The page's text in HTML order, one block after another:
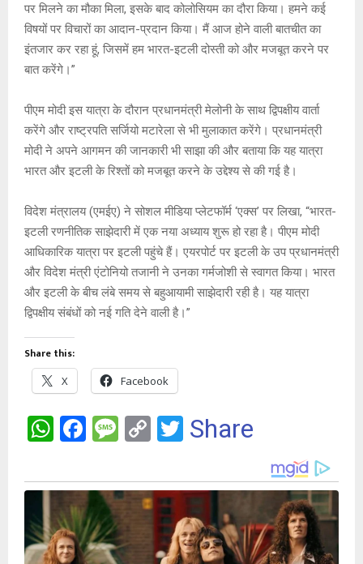
पर मिलने का मौका मिला, इसके बाद कोलोसियम का दौरा किया। हमने कई
विषयों पर विचारों का आदान-प्रदान किया। मैं आज होने वाली बातचीत का
इंतजार कर रहा हूं, जिसमें हम भारत-इटली दोस्ती को और मजबूत करने पर
बात करेंगे।”
पीएम मोदी इस यात्रा के दौरान प्रधानमंत्री मेलोनी के साथ द्विपक्षीय वार्ता
करेंगे और राष्ट्रपति सर्जियो मटारेला से भी मुलाकात करेंगे। प्रधानमंत्री
मोदी ने अपने आगमन की जानकारी भी साझा की और बताया कि यह यात्रा
भारत और इटली के रिश्तों को मजबूत करने के उद्देश्य से की गई है।
विदेश मंत्रालय (एमईए) ने सोशल मीडिया प्लेटफॉर्म ‘एक्स’ पर लिखा, “भारत-
इटली रणनीतिक साझेदारी में एक नया अध्याय शुरू हो रहा है। पीएम मोदी
आधिकारिक यात्रा पर इटली पहुंचे हैं। एयरपोर्ट पर इटली के उप प्रधानमंत्री
और विदेश मंत्री एंटोनियो तजानी ने उनका गर्मजोशी से स्वागत किया। भारत
और इटली के बीच लंबे समय से बहुआयामी साझेदारी रही है। यह यात्रा
द्विपक्षीय संबंधों को नई गति देने वाली है।”
Share this:
X Facebook
W
at
s
A
F
ce
b
o
M
s
a
g
C
py
Li
n
T
tt
er
Share